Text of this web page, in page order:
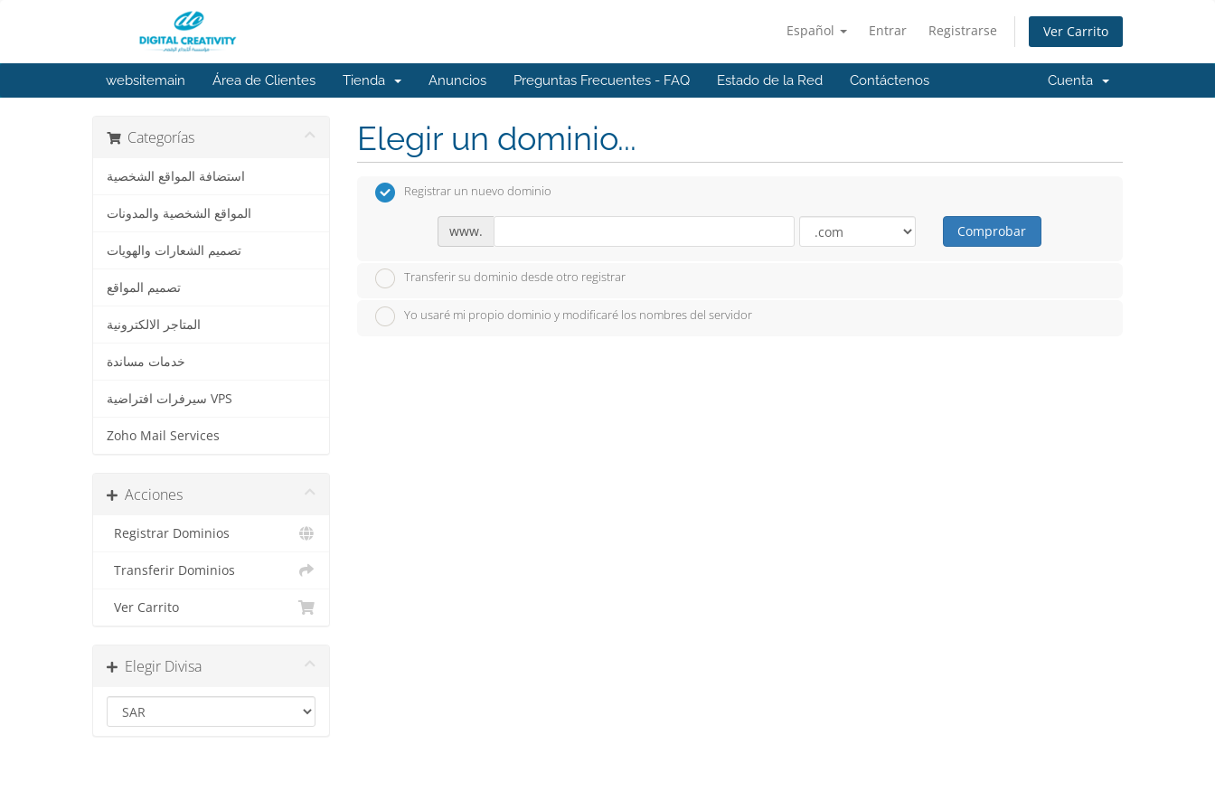
Español Entrar Registrarse Ver Carrito
websitemain Área de Clientes Tienda Anuncios Preguntas Frecuentes - FAQ Estado de la Red Contáctenos Cuenta
Categorías
استضافة المواقع الشخصية
المواقع الشخصية والمدونات
تصميم الشعارات والهويات
تصميم المواقع
المتاجر الالكترونية
خدمات مساندة
سيرفرات افتراضية VPS
Zoho Mail Services
Acciones
Registrar Dominios
Transferir Dominios
Ver Carrito
Elegir Divisa
Elegir un dominio...
Registrar un nuevo dominio
www. Comprobar
Transferir su dominio desde otro registrar
Yo usaré mi propio dominio y modificaré los nombres del servidor